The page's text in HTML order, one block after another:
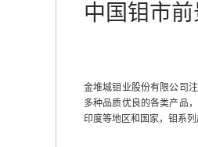
中国钼市
金堆城钼业股份有限公司
多种品质优良的各类产品
印度等地区和国家，钼系